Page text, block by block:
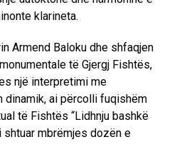
klarineta.
Armend Baloku dhe shfaqjen
të Gjergj Fishtës,
një interpretimi me
ai përcolli fuqishëm
të Fishtës “Lidhnju bashkë
shtuar mbrëmjes dozën e